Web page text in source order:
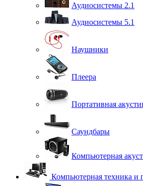
Аудиосистемы 2.1
Аудиосистемы 5.1
Наушники
Плеера
Портативная
Саундбары
Компьютерная
Компьютерная техника и